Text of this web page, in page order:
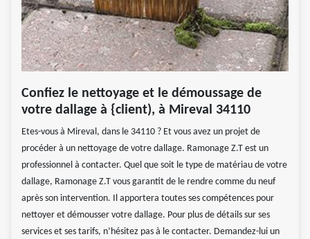
Confiez le nettoyage et le démoussage de
votre dallage à {client), à Mireval 34110
Etes-vous à Mireval, dans le 34110 ? Et vous avez un projet de
procéder à un nettoyage de votre dallage. Ramonage Z.T est un
professionnel à contacter. Quel que soit le type de matériau de votre
dallage, Ramonage Z.T vous garantit de le rendre comme du neuf
après son intervention. Il apportera toutes ses compétences pour
nettoyer et démousser votre dallage. Pour plus de détails sur ses
services et ses tarifs, n’hésitez pas à le contacter. Demandez-lui un